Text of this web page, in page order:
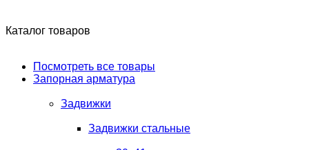
Каталог товаров
Посмотреть все товары
Запорная арматура
Задвижки
Задвижки стальные